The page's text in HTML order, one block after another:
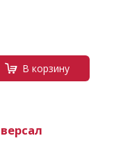
В корзину